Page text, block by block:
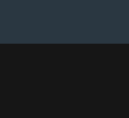
Вселенная не
то, чем вы